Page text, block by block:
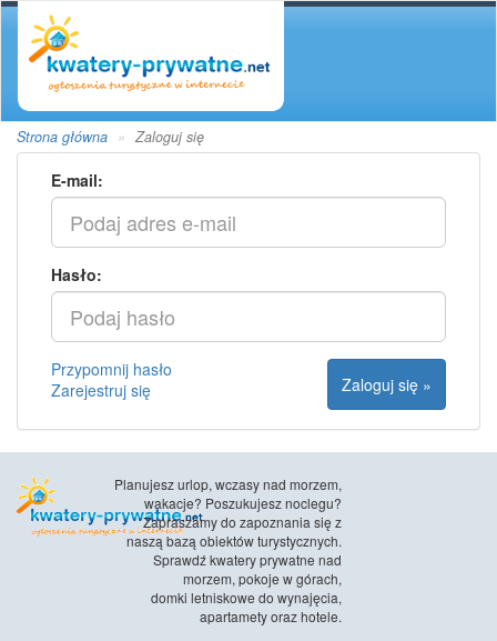
Strona główna Zaloguj się
E-mail:
Hasło:
Przypomnij hasło
Zarejestruj się
Zaloguj się »
Planujesz urlop, wczasy nad morzem,
wakacje? Poszukujesz noclegu?
Zapraszamy do zapoznania się z
naszą bazą obiektów turystycznych.
Sprawdź kwatery prywatne nad
morzem, pokoje w górach,
domki letniskowe do wynajęcia,
apartamety oraz hotele.